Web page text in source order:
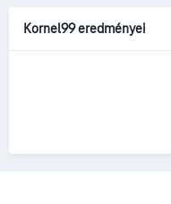
Kornel99 eredményei